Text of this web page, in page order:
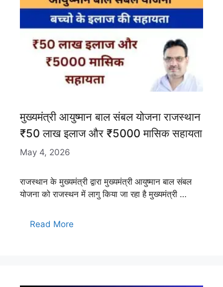
मुख्यमंत्री आयुष्मान बाल संबल योजना राजस्थान
₹50 लाख इलाज और ₹5000 मासिक सहायता
May 4, 2026
राजस्थान के मुख्यमंत्री द्वारा मुख्यमंत्री आयुष्मान बाल संबल
योजना को राजस्थन में लागु किया जा रहा है मुख्यमंत्री …
Read More